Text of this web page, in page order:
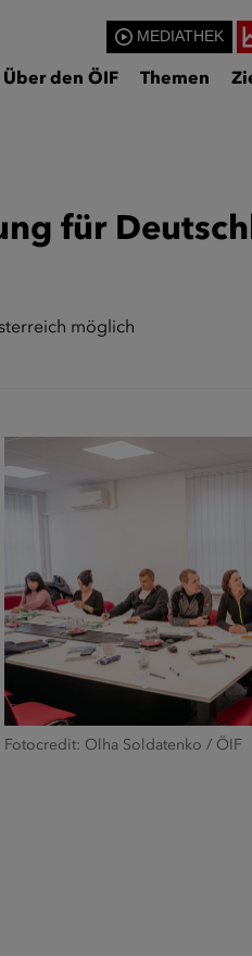
MEDIATHEK
Über den ÖIF Themen
für
möglich
Fotocredit: Olha Soldatenko / ÖIF